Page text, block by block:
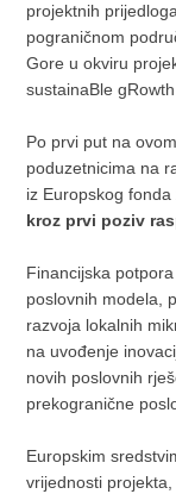
projektnih
pograničnom
Gore u okviru
sustainaBle
Po prvi put na
poduzetnicima na
iz Europskog
kroz prvi poziv
Financijska
poslovnih modela,
razvoja lokalnih
na uvođenje
novih poslovnih
prekogranične
Europskim
vrijednosti